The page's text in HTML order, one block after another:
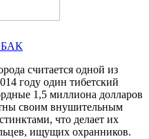
считается одной из
году один тибетский
1,5 миллиона долларов
своим внушительным
что делает их
ищущих охранников.